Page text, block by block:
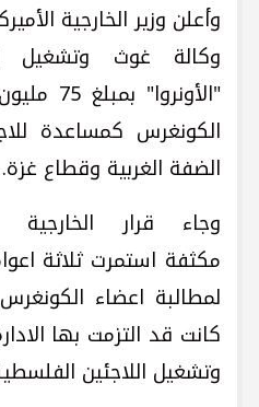
وأعلن وزير الخارجية
وكالة غوث وتشغيل
الكونغرس كمساعدة
الضفة الغربية وقطاع غزة.
وجاء قرار الخارجية
مكثفة استمرت ثلاثة
لمطالبة اعضاء
كانت قد التزمت بها
وتشغيل اللاجئين